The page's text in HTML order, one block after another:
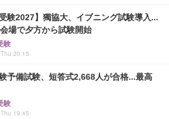
受験2027】獨協大、イブニング試験導入...
場で夕方から試験開始
験
20:15
予備試験、短答式2,668人が合格...最高
験
19:45